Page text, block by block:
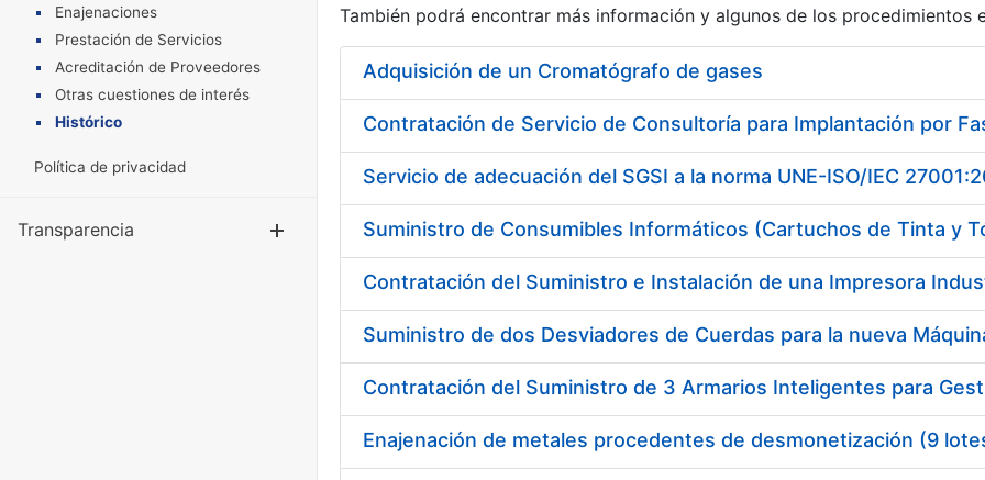
Enajenaciones
Prestación de Servicios
Acreditación de Proveedores
Otras cuestiones de interés
Histórico
Política de privacidad
Transparencia Mostrar/Ocultar
También podrá encontrar más información y algunos de los procedimientos
Adquisición de un Cromatógrafo de gases
Servicio de adecuación del SGSI a la norma UNE-ISO/IEC
Suministro de Consumibles Informáticos (Cartuchos de Tinta y
Contratación del Suministro e Instalación de una Impresora
Contratación del Suministro de 3 Armarios Inteligentes para
Enajenación de metales procedentes de desmonetización (9